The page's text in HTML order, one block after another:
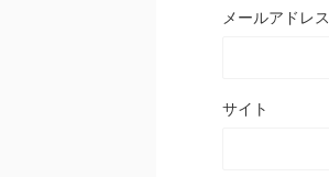
メールアドレス
サイト